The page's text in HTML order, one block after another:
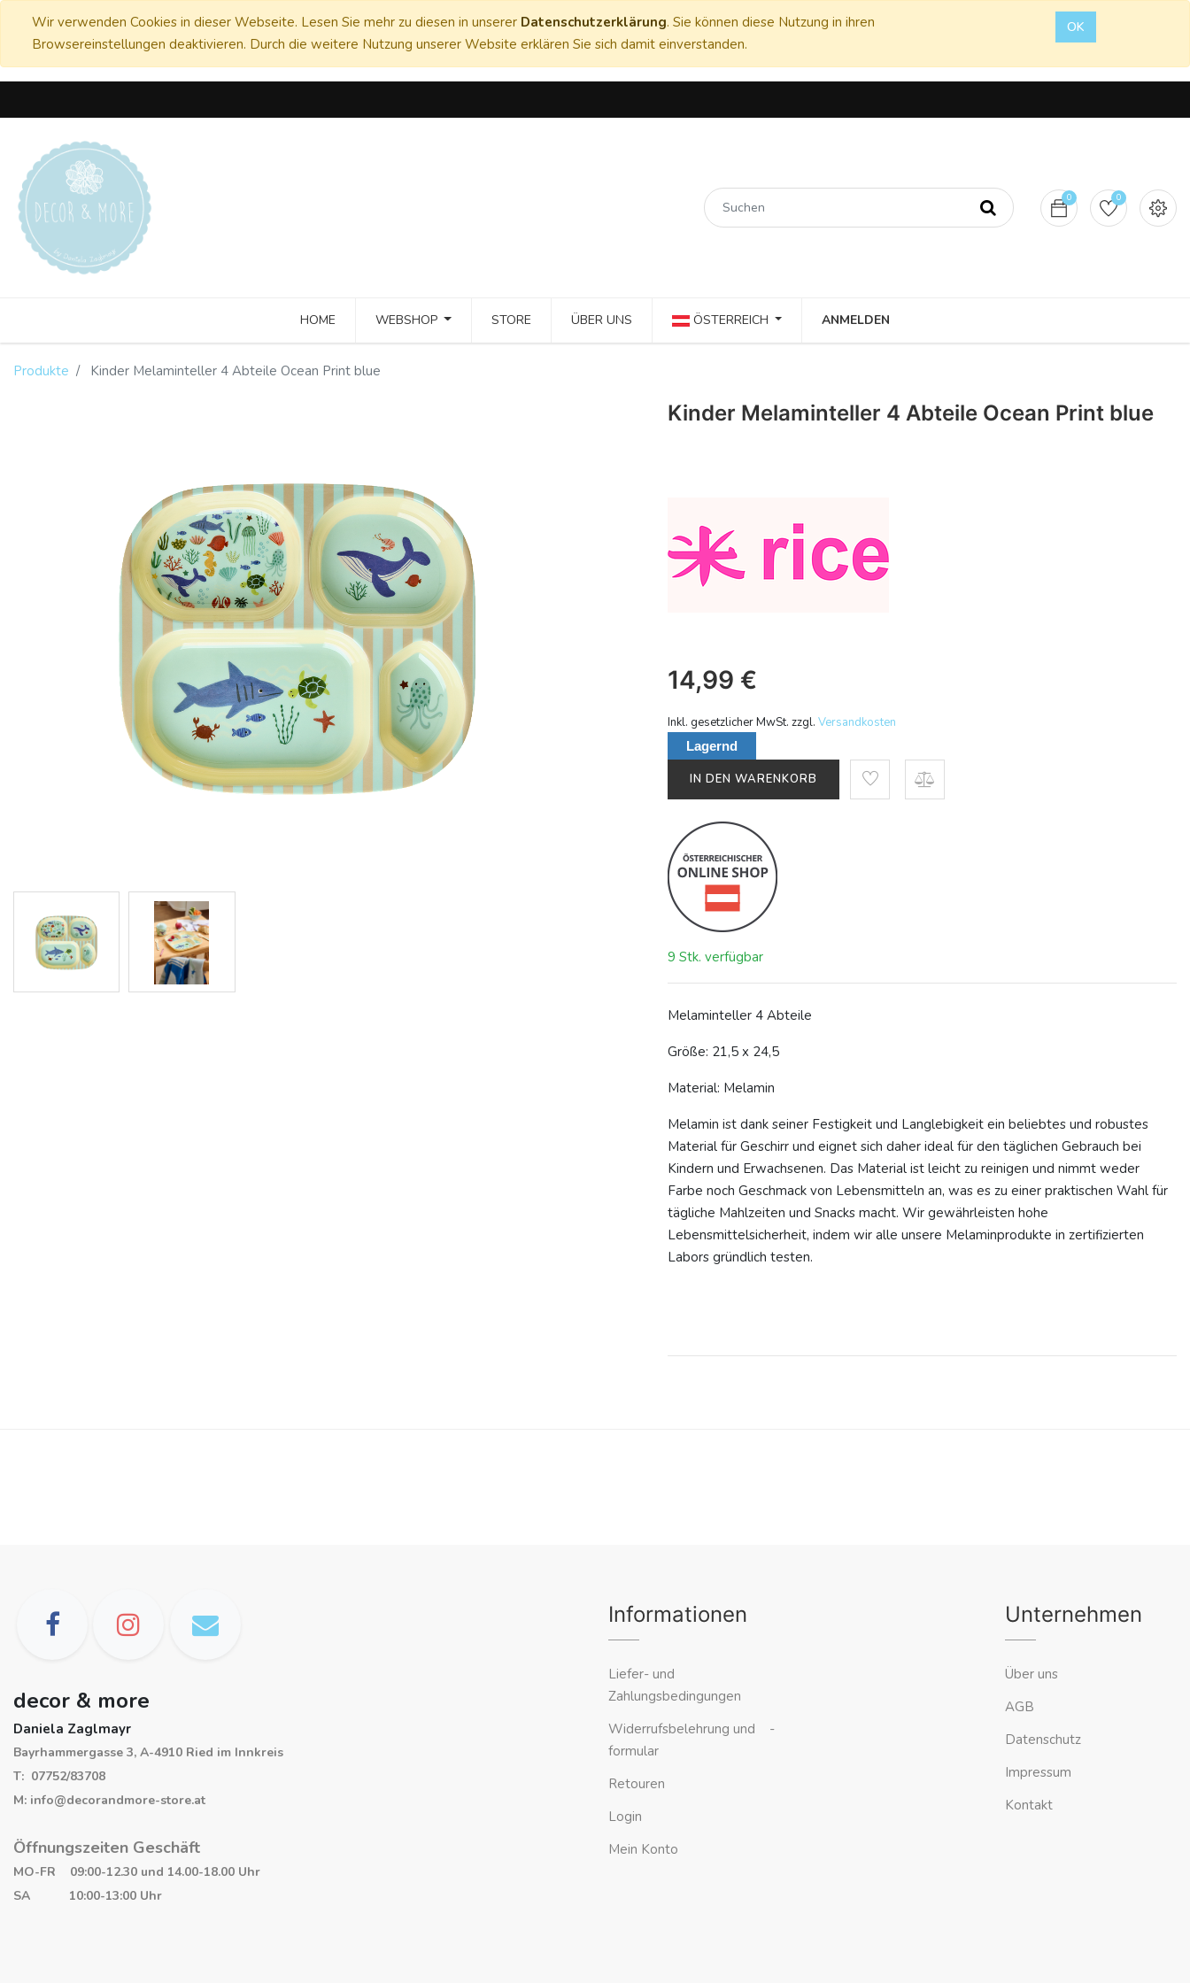
Wir verwenden Cookies in dieser Webseite. Lesen Sie mehr zu diesen in unserer Datenschutzerklärung. Sie können diese Nutzung in ihren
Browsereinstellungen deaktivieren. Durch die weitere Nutzung unserer Website erklären Sie sich damit einverstanden.
OK
0 0
HOME WEBSHOP STORE ÜBER UNS ÖSTERREICH ANMELDEN
Produkte Kinder Melaminteller 4 Abteile Ocean Print blue
Kinder Melaminteller 4 Abteile Ocean Print blue
14,99 €
Inkl. gesetzlicher MwSt. zzgl.Versandkosten
Lagernd
IN DEN WARENKORB
9 Stk. verfügbar
Melaminteller 4 Abteile
Größe: 21,5 x 24,5
Material: Melamin
Melamin ist dank seiner Festigkeit und Langlebigkeit ein beliebtes und robustes
Material für Geschirr und eignet sich daher ideal für den täglichen Gebrauch bei
Kindern und Erwachsenen. Das Material ist leicht zu reinigen und nimmt weder
Farbe noch Geschmack von Lebensmitteln an, was es zu einer praktischen Wahl für
tägliche Mahlzeiten und Snacks macht. Wir gewährleisten hohe
Lebensmittelsicherheit, indem wir alle unsere Melaminprodukte in zertifizierten
Labors gründlich testen.
decor & more
Daniela Zaglmayr
Bayrhammergasse 3, A-4910 Ried im Innkreis
T: 07752/83708
M: info@decorandmore-store.at
Öffnungszeiten Geschäft
MO-FR 09:00-12.30 und 14.00-18.00 Uhr
SA 10:00-13:00 Uhr
Informationen
Liefer- und
Zahlungsbedingungen
Widerrufsbelehrung und -
formular
Retouren
Login
Mein Konto
Unternehmen
Über uns
AGB
Datenschutz
Impressum
Kontakt